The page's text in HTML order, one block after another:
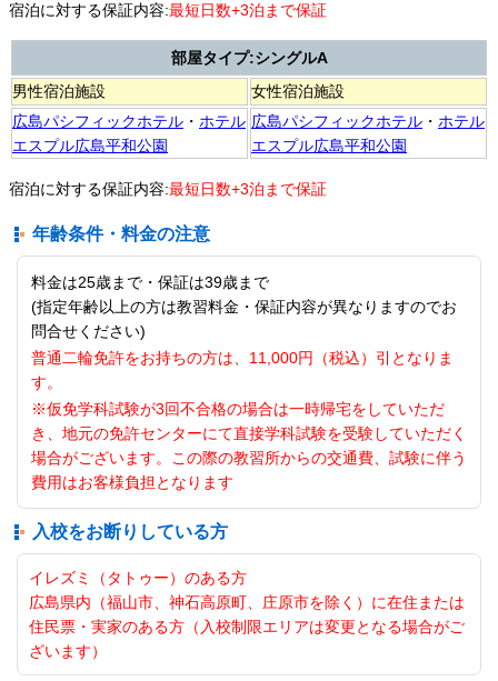
宿泊に対する保証内容:最短日数+3泊まで保証
部屋タイプ:シングルA
男性宿泊施設
女性宿泊施設
広島パシフィックホテル ・ ホテル
エスプル広島平和公園
広島パシフィックホテル ・ ホテル
エスプル広島平和公園
宿泊に対する保証内容:最短日数+3泊まで保証
年齢条件・料金の注意
料金は25歳まで・保証は39歳まで
(指定年齢以上の方は教習料金・保証内容が異なりますのでお
問合せください)
普通二輪免許をお持ちの方は、11,000円（税込）引となりま
す。
※仮免学科試験が3回不合格の場合は一時帰宅をしていただ
き、地元の免許センターにて直接学科試験を受験していただく
場合がございます。この際の教習所からの交通費、試験に伴う
費用はお客様負担となります
入校をお断りしている方
イレズミ（タトゥー）のある方
広島県内（福山市、神石高原町、庄原市を除く）に在住または
住民票・実家のある方（入校制限エリアは変更となる場合がご
ざいます）